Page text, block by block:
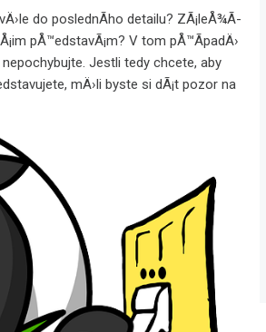
do poslednÃ­ho detailu? ZÃ¡leÅ¾Ã­
pÅ™edstavÃ¡m? V tom pÅ™Ã­padÄ›
Jestli tedy chcete, aby
mÄ›li byste si dÃ¡t pozor na